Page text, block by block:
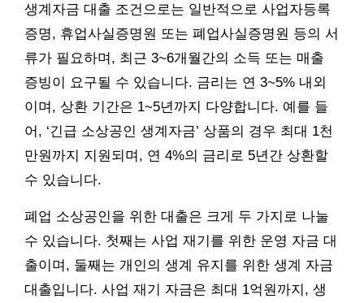
생계자금 대출 조건으로는 일반적으로 사업자등록
증명, 휴업사실증명원 또는 폐업사실증명원 등의 서
류가 필요하며, 최근 3~6개월간의 소득 또는 매출
증빙이 요구될 수 있습니다. 금리는 연 3~5% 내외
이며, 상환 기간은 1~5년까지 다양합니다. 예를 들
어, ‘긴급 소상공인 생계자금’ 상품의 경우 최대 1천
만원까지 지원되며, 연 4%의 금리로 5년간 상환할
수 있습니다.
폐업 소상공인을 위한 대출은 크게 두 가지로 나눌
수 있습니다. 첫째는 사업 재기를 위한 운영 자금 대
출이며, 둘째는 개인의 생계 유지를 위한 생계 자금
대출입니다. 사업 재기 자금은 최대 1억원까지, 생